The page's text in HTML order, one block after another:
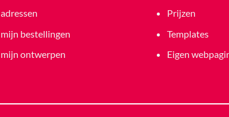
adressen
mijn bestellingen
mijn ontwerpen
Prijzen
Templates
Eigen